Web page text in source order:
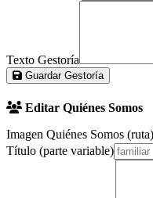
Texto Gestoría
Guardar Gestoría
Editar Quiénes Somos
Imagen Quiénes Somos (ruta)
Título (parte variable)